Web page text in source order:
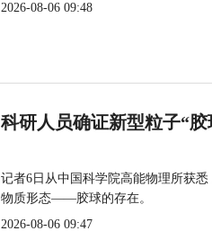
2026-08-06 09:48
科研人员确证新型粒子“
记者6日从中国科学院高能物理所获
物质形态——胶球的存在。
2026-08-06 09:47